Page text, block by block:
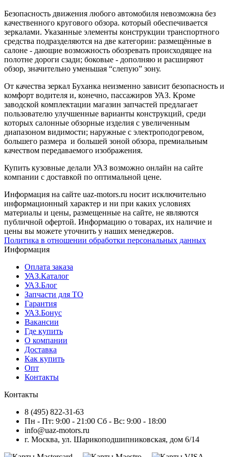
Безопасность движения любого автомобиля невозможна без
качественного кругового обзора. который обеспечивается
зеркалами. Указанные элементы конструкции транспортного
средства подразделяются на две категории: размещённые в
салоне - дающие возможность обозревать происходящее на
полотне дороги сзади; боковые - дополняю и расширяют
обзор, значительно уменьшая “слепую” зону.
От качества зеркал Буханка неизменно зависит безопасность и
комфорт водителя и, конечно, пассажиров УАЗ. Кроме
заводской комплектации магазин запчастей предлагает
пользователю улучшенные варианты конструкций, среди
которых салонные обзорные изделия с увеличенным
диапазоном видимости; наружные с электроподогревом,
большего размера и большей зоной обзора, премиальным
качеством передаваемого изображения.
Купить кузовные делали УАЗ возможно онлайн на сайте
компании с доставкой по оптимальной цене.
Информация на сайте uaz-motors.ru носит исключительно
информационный характер и ни при каких условиях
материалы и цены, размещенные на сайте, не являются
публичной офертой. Информацию о товарах, их наличие и
цены вы можете уточнить у наших менеджеров.
Политика в отношении обработки персональных данных
Информация
Оплата заказа
УАЗ.Каталог
УАЗ.Блог
Запчасти для ТО
Гарантия
УАЗ.Бонус
Вакансии
Где купить
О компании
Доставка
Как купить
Опт
Контакты
Контакты
8 (495) 822-31-63
Пн - Пт: 9:00 - 21:00 Сб - Вс: 9:00 - 18:00
info@uaz-motors.ru
г. Москва, ул. Шарикоподшипниковская, дом 6/14